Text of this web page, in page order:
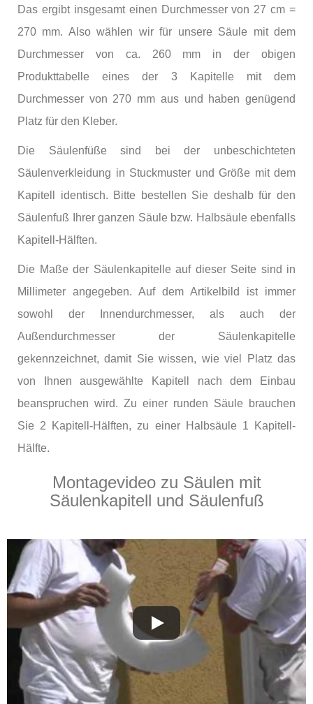
Das ergibt insgesamt einen Durchmesser von 27 cm =
270 mm. Also wählen wir für unsere Säule mit dem
Durchmesser von ca. 260 mm in der obigen
Produkttabelle eines der 3 Kapitelle mit dem
Durchmesser von 270 mm aus und haben genügend
Platz für den Kleber.
Die Säulenfüße sind bei der unbeschichteten
Säulenverkleidung in Stuckmuster und Größe mit dem
Kapitell identisch. Bitte bestellen Sie deshalb für den
Säulenfuß Ihrer ganzen Säule bzw. Halbsäule ebenfalls
Kapitell-Hälften.
Die Maße der Säulenkapitelle auf dieser Seite sind in
Millimeter angegeben. Auf dem Artikelbild ist immer
sowohl der Innendurchmesser, als auch der
Außendurchmesser der Säulenkapitelle
gekennzeichnet, damit Sie wissen, wie viel Platz das
von Ihnen ausgewählte Kapitell nach dem Einbau
beanspruchen wird. Zu einer runden Säule brauchen
Sie 2 Kapitell-Hälften, zu einer Halbsäule 1 Kapitell-
Hälfte.
Montagevideo zu Säulen mit
Säulenkapitell und Säulenfuß